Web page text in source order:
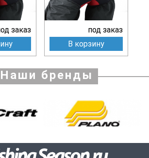
заказ
под заказ
В корзину
Наши бренды